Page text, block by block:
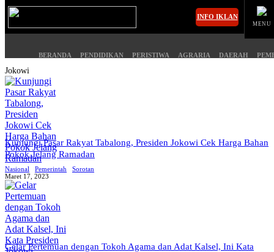
MASUK
BERANDA
PERISTIWA
AGRARIA
DAERAH
PEMERINTAHAN
PENDIDIKAN
HUKUM
EKONOMI
OLAHRAGA
PENDIDIKAN
INFO IKLAN
MENU
BERANDA PENDIDIKAN PERISTIWA AGRARIA DAERAH
Jokowi
Kunjungi Pasar Rakyat Tabalong, Presiden Jokowi Cek Harga Bahan
Pokok Jelang Ramadan
Nasional Pemerintah
Sorotan
Maret 17, 2023
Gelar Pertemuan dengan Tokoh Agama dan Adat Kalsel, Ini Kata